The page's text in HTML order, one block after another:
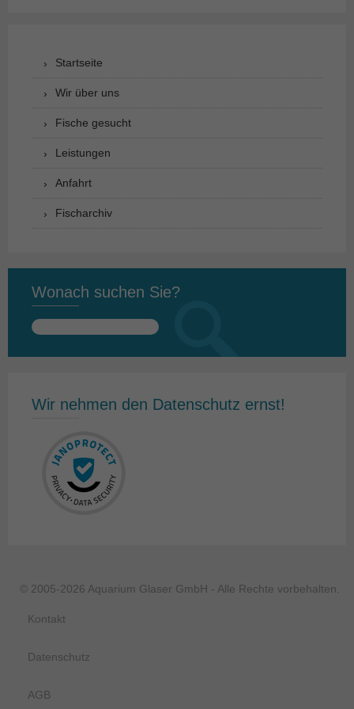
Startseite
Wir über uns
Fische gesucht
Leistungen
Anfahrt
Fischarchiv
Wonach suchen Sie?
Suchen
Wir nehmen den Datenschutz ernst!
© 2005-2026 Aquarium Glaser GmbH - Alle Rechte vorbehalten.
Kontakt
Datenschutz
AGB